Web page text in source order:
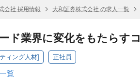
会社 採用情報 大和証券株式会社 の求人一覧
ド業界に変化をもたらす
ィング人材] 正社員
覧